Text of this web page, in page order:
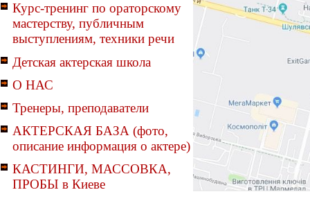
Курс-тренинг по ораторскому
мастерству, публичным
выступлениям, техники речи
Детская актерская школа
О НАС
Тренеры, преподаватели
АКТЕРСКАЯ БАЗА (фото,
описание информация о актере)
КАСТИНГИ, МАССОВКА,
ПРОБЫ в Киеве